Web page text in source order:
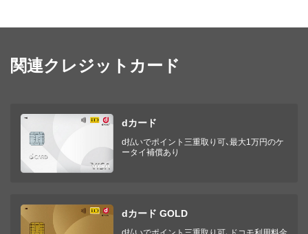
関連クレジットカード
dカード
d払いでポイント三重取り可、最大1万円のケ
ータイ補償あり
dカード GOLD